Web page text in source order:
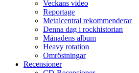
Veckans video
Reportage
Metalcentral rekommenderar
Denna dag i rockhistorian
Månadens album
Heavy rotation
Omröstningar
Recensioner